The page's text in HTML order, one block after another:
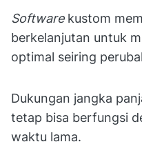
Softwarekustom
berkelanjutan untuk
optimal seiring
Dukungan jangka
tetap bisa berfungsi
waktu lama.